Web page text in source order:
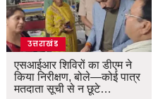
उत्तराखंड
एसआईआर शिविरों का डीएम ने
किया निरीक्षण, बोले—कोई पात्र
मतदाता सूची से न छूटे…